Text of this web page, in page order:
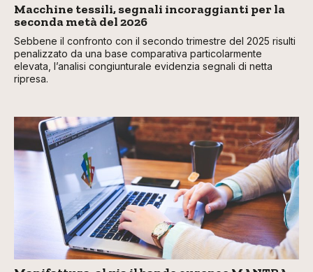
Macchine tessili, segnali incoraggianti per la
seconda metà del 2026
Sebbene il confronto con il secondo trimestre del 2025 risulti
penalizzato da una base comparativa particolarmente
elevata, l’analisi congiunturale evidenzia segnali di netta
ripresa.